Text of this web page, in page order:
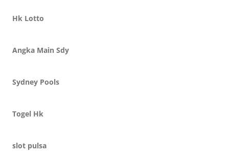
Hk Lotto
Angka Main Sdy
Sydney Pools
Togel Hk
slot pulsa